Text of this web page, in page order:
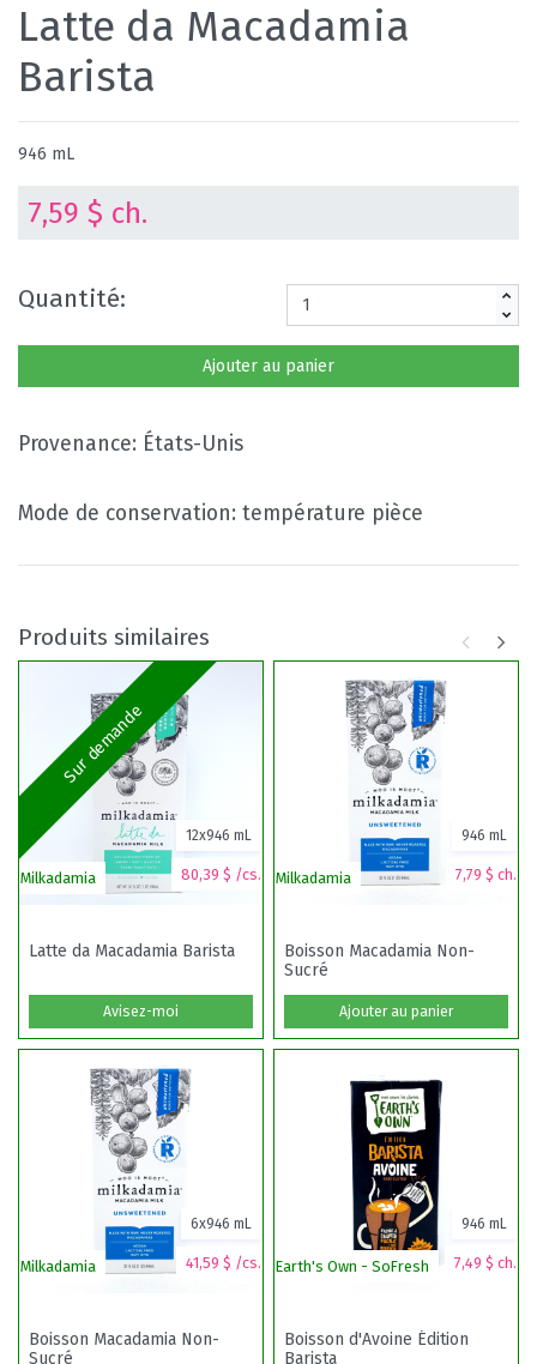
Latte da Macadamia
Barista
946 mL
7,59 $ ch.
Quantité:
Ajouter au panier
Provenance: États-Unis
Mode de conservation: température pièce
Produits similaires
Sur demande
Milkadamia 80,39 $ /cs.
12x946 mL
Latte da Macadamia Barista
Avisez-moi
Milkadamia 7,79 $ ch.
946 mL
Boisson Macadamia Non-
Sucré
Ajouter au panier
Milkadamia 41,59 $ /cs.
6x946 mL
Boisson Macadamia Non-
Sucré
Earth's Own - SoFresh 7,49 $ ch.
946 mL
Boisson d'Avoine Édition
Barista